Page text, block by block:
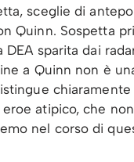
sceglie di
Quinn. Sospetta
DEA sparita dai
a Quinn non è
atipico, che
nel corso di